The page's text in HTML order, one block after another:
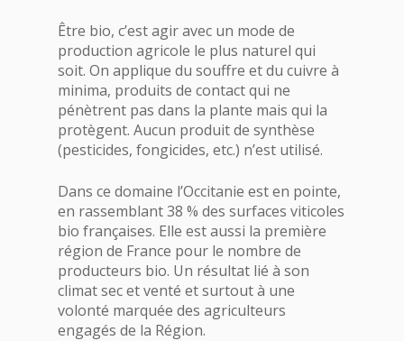
Être bio, c’est agir avec un mode de
production agricole le plus naturel qui
soit. On applique du souffre et du cuivre à
minima, produits de contact qui ne
pénètrent pas dans la plante mais qui la
protègent. Aucun produit de synthèse
(pesticides, fongicides, etc.) n’est utilisé.
Dans ce domaine l’Occitanie est en pointe,
en rassemblant 38 % des surfaces viticoles
bio françaises. Elle est aussi la première
région de France pour le nombre de
producteurs bio. Un résultat lié à son
climat sec et venté et surtout à une
volonté marquée des agriculteurs
engagés de la Région.